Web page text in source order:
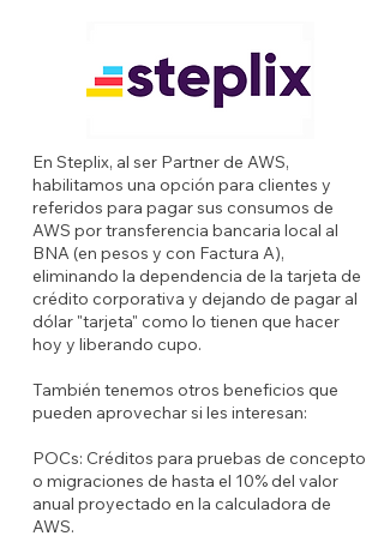
En Steplix, al ser Partner de AWS,
habilitamos una opción para clientes y
referidos para pagar sus consumos de
AWS por transferencia bancaria local al
BNA (en pesos y con Factura A),
eliminando la dependencia de la tarjeta de
crédito corporativa y dejando de pagar al
dólar "tarjeta" como lo tienen que hacer
hoy y liberando cupo.
También tenemos otros beneficios que
pueden aprovechar si les interesan:
POCs: Créditos para pruebas de concepto
o migraciones de hasta el 10% del valor
anual proyectado en la calculadora de
AWS.